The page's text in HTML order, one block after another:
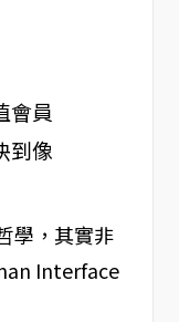
會員
到像
學，其實非
Interface